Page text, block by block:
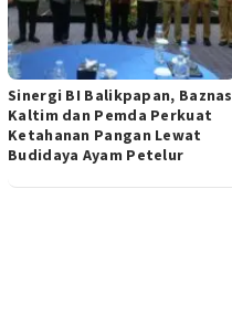
Sinergi BI Balikpapan, Baznas
Kaltim dan Pemda Perkuat
Ketahanan Pangan Lewat
Budidaya Ayam Petelur